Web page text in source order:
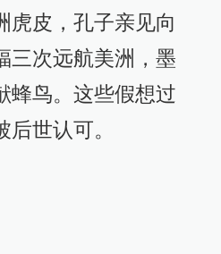
虎皮，孔子亲见向
三次远航美洲，墨
蜂鸟。这些假想过
世认可。